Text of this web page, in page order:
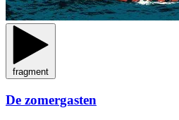
fragment
De zomergasten